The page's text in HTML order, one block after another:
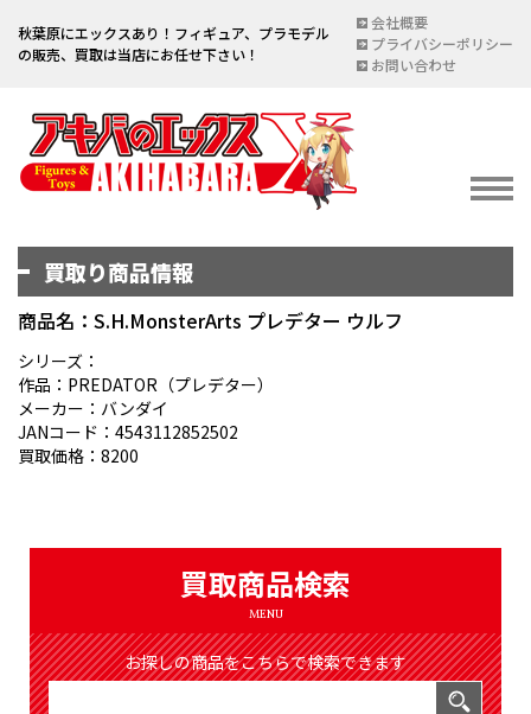
秋葉原にエックスあり！フィギュア、プラモデル
の販売、買取は当店にお任せ下さい！
会社概要
プライバシーポリシー
お問い合わせ
イベント情報
宅配買取のご案内
DELIVERY PURCHASE
買取お申し込み
ASSESSMENT
買取り商品情報
商品名：S.H.MonsterArts プレデター ウルフ
シリーズ：
作品：PREDATOR（プレデター）
メーカー：バンダイ
JANコード：4543112852502
買取価格：8200
買取商品検索
MENU
お探しの商品をこちらで検索できます